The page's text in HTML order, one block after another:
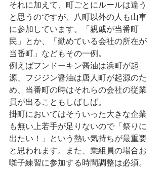
それに加えて、町ごとにルールは違う
と思うのですが、八町以外の人も山車
に参加しています。「親戚が当番町
民」とか、「勤めている会社の所在が
当番町」などもその一例。
例えばフンドーキン醤油は浜町が起
源、フジジン醤油は唐人町が起源のた
め、当番町の時はそれらの会社の従業
員が出ることもしばしば。
掛町においてはそういった大きな企業
も無い上若手が足りないので「祭りに
出たい！」という熱い気持ちが最重要
と思われます。また、乗組員の場合お
囃子練習に参加する時間調整は必須。